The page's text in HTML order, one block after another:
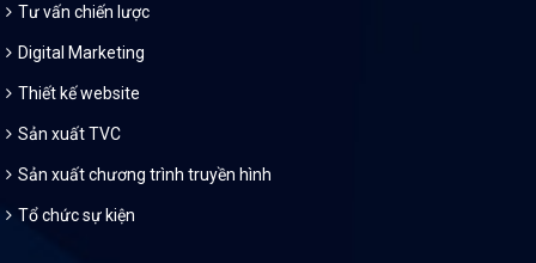
Tư vấn chiến lược
Digital Marketing
Thiết kế website
Sản xuất TVC
Sản xuất chương trình truyền hình
Tổ chức sự kiện